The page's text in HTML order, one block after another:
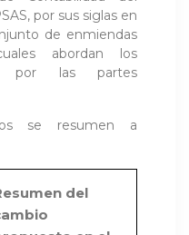
por sus siglas en
de enmiendas
abordan los
por las partes
se resumen a
del